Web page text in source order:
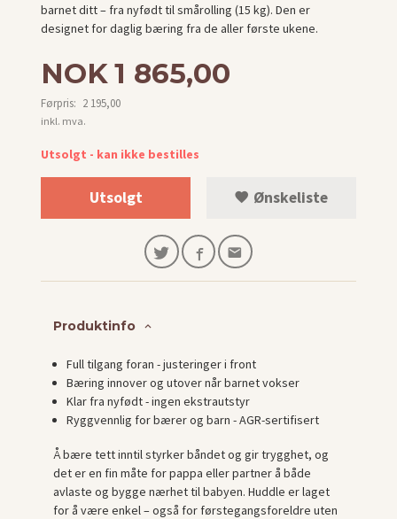
barnet ditt – fra nyfødt til smårolling (15 kg). Den er
designet for daglig bæring fra de aller første ukene.
Tilbud
NOK1 865,00
Førpris: 2 195,00
Rabatt
inkl. mva.
Utsolgt - kan ikke bestilles
Utsolgt Ønskeliste
Produktinfo
Full tilgang foran - justeringer i front
Bæring innover og utover når barnet vokser
Klar fra nyfødt - ingen ekstrautstyr
Ryggvennlig for bærer og barn - AGR-sertifisert
Å bære tett inntil styrker båndet og gir trygghet, og
det er en fin måte for pappa eller partner å både
avlaste og bygge nærhet til babyen. Huddle er laget
for å være enkel – også for førstegangsforeldre uten